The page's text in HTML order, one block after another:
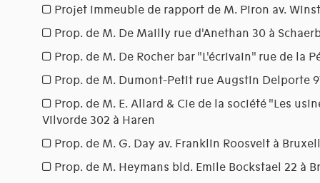
Projet immeuble de rapport de M. Piron av.
Prop. de M. De Mailly rue d'Anethan 30 à
Prop. de M. De Rocher bar "L'écrivain" rue de la
Prop. de M. Dumont-Petit rue Augstin Delporte
Prop. de M. E. Allard & Cie de la société "Les
Vilvorde 302 à Haren
Prop. de M. G. Day av. Franklin Roosvelt à
Prop. de M. Heymans bld. Emile Bockstael 22 à